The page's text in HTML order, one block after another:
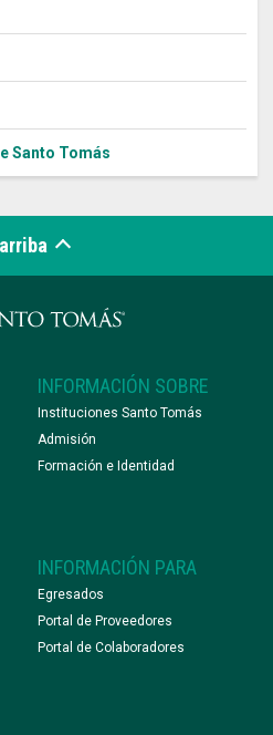
Santo Tomás
INFORMACIÓN SOBRE
Instituciones Santo Tomás
Admisión
Formación e Identidad
INFORMACIÓN PARA
Egresados
Portal de Proveedores
Portal de Colaboradores